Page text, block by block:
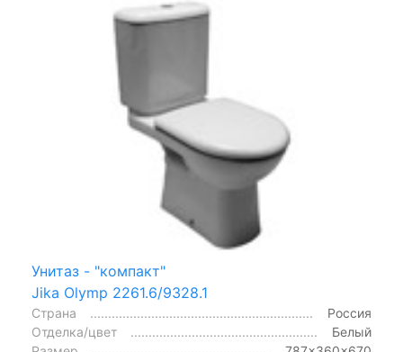
Унитаз - "компакт"
Jika Olymp 2261.6/9328.1
Страна
Россия
Отделка/цвет
Белый